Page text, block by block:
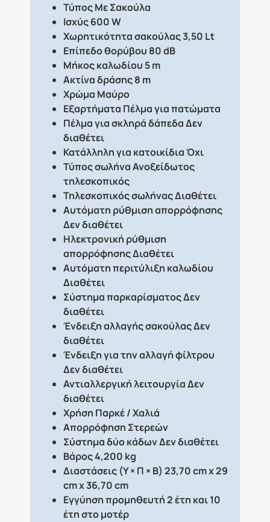
ΤύποςΜε Σακούλα
Ισχύς600 W
Χωρητικότητα σακούλας3,50 Lt
Επίπεδο θορύβου 80 dB
Μήκος καλωδίου 5 m
Ακτίνα δράσης8 m
Χρώμα Μαύρο
Εξαρτήματα Πέλμα για πατώματα
Πέλμα για σκληρά δάπεδαΔεν
διαθέτει
Κατάλληλη για κατοικίδιαΌχι
Τύπος σωλήναΑνοξείδωτος
τηλεσκοπικός
Τηλεσκοπικός σωλήναςΔιαθέτει
Αυτόματη ρύθμιση απορρόφησης
Δεν διαθέτει
Ηλεκτρονική ρύθμιση
απορρόφησηςΔιαθέτει
Αυτόματη περιτύλιξη καλωδίου
Διαθέτει
Σύστημα παρκαρίσματοςΔεν
διαθέτει
Ένδειξη αλλαγής σακούλαςΔεν
διαθέτει
Ένδειξη για την αλλαγή φίλτρου
Δεν διαθέτει
Αντιαλλεργική λειτουργίαΔεν
διαθέτει
Χρήση Παρκέ / Χαλιά
Απορρόφηση Στερεών
Σύστημα δύο κάδωνΔεν διαθέτει
Βάρος4,200 kg
Διαστάσεις (Υ × Π × Β) 23,70 cm x 29
cm x 36,70 cm
Εγγύηση προμηθευτή 2 έτη και 10
έτη στο μοτέρ